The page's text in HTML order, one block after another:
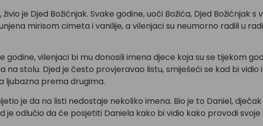
je Djed Božićnjak. Svake godine, uoči Božića, Djed Božićnjak
mirisom cimeta i vanilije, a vilenjaci su neumorno radili u
godine, vilenjaci bi mu donosili imena djece koja su se tijekom
na stolu. Djed je često provjeravao listu, smiješeći se kad bi vidio
ljubazna prema drugima.
je da na listi nedostaje nekoliko imena. Bio je to Daniel,
je odlučio da će posjetiti Daniela kako bi vidio kako provodi svoje